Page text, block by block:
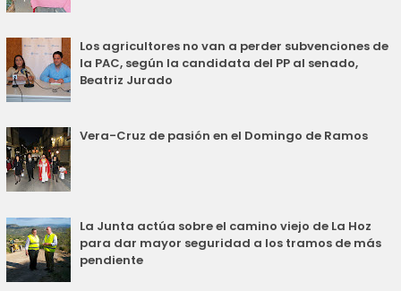
Los agricultores no van a perder subvenciones de
la PAC, según la candidata del PP al senado,
Beatriz Jurado
Vera-Cruz de pasión en el Domingo de Ramos
La Junta actúa sobre el camino viejo de La Hoz
para dar mayor seguridad a los tramos de más
pendiente